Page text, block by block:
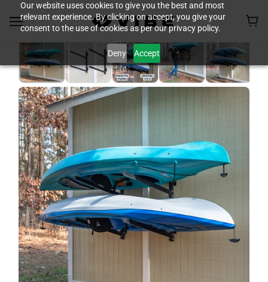
Our website uses cookies to give you the best and most
relevant experience. By clicking on accept, you give your
consent to the use of cookies as per our privacy policy.
Deny Accept